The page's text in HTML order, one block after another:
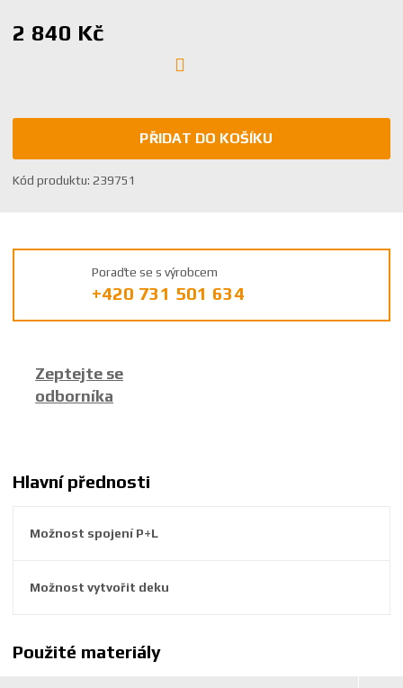
2 840 Kč
PŘIDAT DO KOŠÍKU
Kód produktu:239751
r
o
6
2
7
Poraďte se s výrobcem
+420 731 501 634
Zeptejte se
odborníka
Hlavní přednosti
Možnost spojení P+L
Možnost vytvořit deku
Použité materiály